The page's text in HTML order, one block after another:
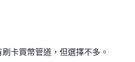
卡買幣管道，但選擇不多。